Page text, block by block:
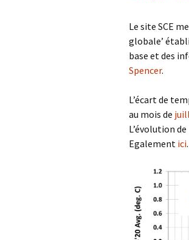
Le site SCE
globale’
base et des
Spencer.
L’écart de
au mois de
L’évolution
Egalement ici.